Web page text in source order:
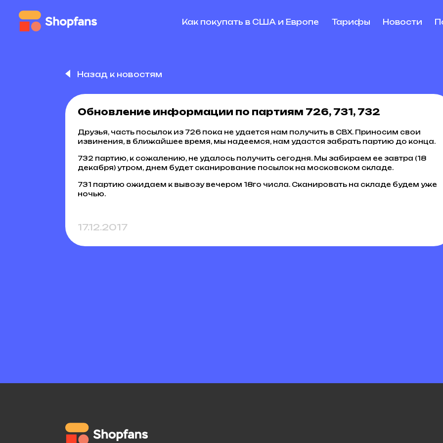
Как покупать в США и Европе Тарифы Новости
Назад к новостям
Обновление информации по партиям 726, 731, 732
Друзья, часть посылок из 726 пока не удается нам получить в СВХ. Приносим свои
извинения, в ближайшее время, мы надеемся, нам удастся забрать партию до конца.
732 партию, к сожалению, не удалось получить сегодня. Мы забираем ее завтра (18
декабря) утром, днем будет сканирование посылок на московском складе.
731 партию ожидаем к вывозу вечером 18го числа. Сканировать на складе будем уже
ночью.
17.12.2017